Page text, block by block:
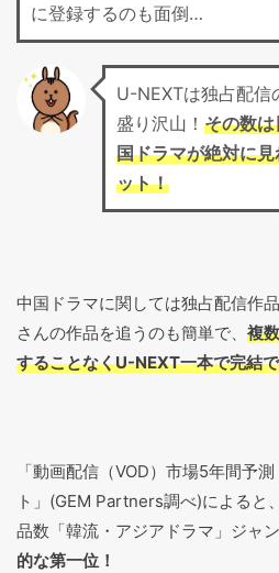
に登録するのも面倒…
U-NEXTは独占配信
盛り沢山！ その数
国ドラマが絶対に
ット！
中国ドラマに関しては独占配信作
さんの作品を追うのも簡単で、 複
することなくU-NEXT一本で完結
「動画配信（VOD）市場5年間予
ト」(GEM Partners調べ)によると
品数「韓流・アジアドラマ」ジャ
的な第一位！